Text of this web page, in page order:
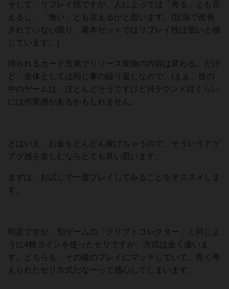
そして、リプレイ性ですが、人によっては「有る」とも言
えるし、「無い」とも言えるかと思います。(拡張で改善
されていない限り、基本セットではリプレイ性は低いと感
じています。)
得られるカード次第でリソース変換の内容は変わる。だけ
ど、全体としては同じ事の繰り返しなので、(まぁ、世の
中のゲームは、ほとんどそうですけど)4ラウンド目くらい
には作業感があるかもしれません。
とはいえ、お金をどんどん稼げちゃうので、そういうアゲ
アゲ感を楽しむならとても良い思います。
まずは、お試しで一度プレイしてみることをオススメしま
す。
蛇足ですが、別ゲームの「クリプトコレクター」と同じよ
うに4枚コインを使ったセリですが、方式は全く違いま
す。どちらも、その後のプレイにマッチしていて、良く考
えられたセリ方式だなーって感心してしまいます。